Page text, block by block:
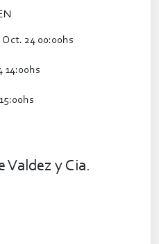
Oct. 24 00:00hs
14:00hs
Valdez y Cia.